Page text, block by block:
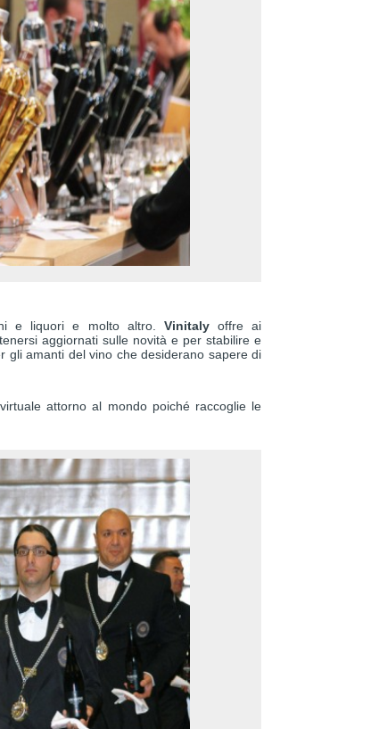
e liquori e molto altro. Vinitalyoffre ai
aggiornati sulle novità e per stabilire e
gli amanti del vino che desiderano sapere di
attorno al mondo poiché raccoglie le